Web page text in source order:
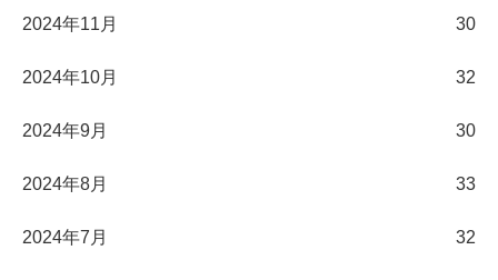
2024年11月 30
2024年10月 32
2024年9月 30
2024年8月 33
2024年7月 32